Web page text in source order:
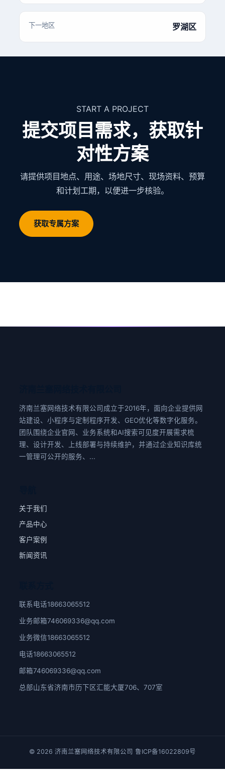
下一地区 罗湖区
START A PROJECT
提交项目需求，获取针
对性方案
请提供项目地点、用途、场地尺寸、现场资料、预算
和计划工期，以便进一步核验。
获取专属方案
济南兰塞网络技术有限公司成立于2016年，面向企业提供网
站建设、小程序与定制程序开发、GEO优化等数字化服务。
团队围绕企业官网、业务系统和AI搜索可见度开展需求梳
理、设计开发、上线部署与持续维护，并通过企业知识库统
一管理可公开的服务、...
关于我们
产品中心
客户案例
新闻资讯
联系电话18663065512
业务邮箱746069336@qq.com
业务微信18663065512
电话18663065512
邮箱746069336@qq.com
总部山东省济南市历下区汇能大厦706、707室
© 2026 济南兰塞网络技术有限公司 鲁ICP备16022809号